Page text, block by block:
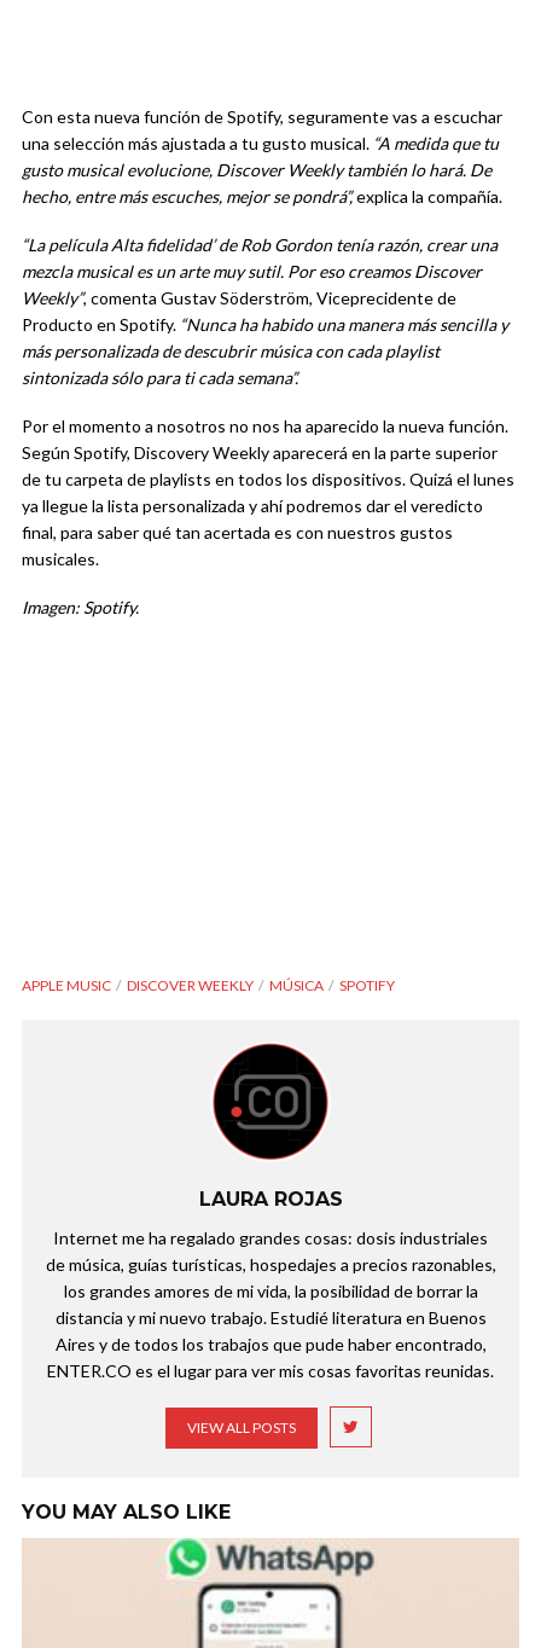
Con esta nueva función de Spotify, seguramente vas a escuchar
una selección más ajustada a tu gusto musical. “A medida que tu
gusto musical evolucione, Discover Weekly también lo hará. De
hecho, entre más escuches, mejor se pondrá”,explica la compañía.
“La película Alta fidelidad’ de Rob Gordon tenía razón, crear una
mezcla musical es un arte muy sutil. Por eso creamos Discover
Weekly”, comenta Gustav Söderström, Viceprecidente de
Producto en Spotify. “Nunca ha habido una manera más sencilla y
más personalizada de descubrir música con cada playlist
sintonizada sólo para ti cada semana”.
Por el momento a nosotros no nos ha aparecido la nueva función.
Según Spotify, Discovery Weekly aparecerá en la parte superior
de tu carpeta de playlists en todos los dispositivos. Quizá el lunes
ya llegue la lista personalizada y ahí podremos dar el veredicto
final, para saber qué tan acertada es con nuestros gustos
musicales.
Imagen: Spotify.
APPLE MUSIC DISCOVER WEEKLY MÚSICA SPOTIFY
LAURA ROJAS
Internet me ha regalado grandes cosas: dosis industriales
de música, guías turísticas, hospedajes a precios razonables,
los grandes amores de mi vida, la posibilidad de borrar la
distancia y mi nuevo trabajo. Estudié literatura en Buenos
Aires y de todos los trabajos que pude haber encontrado,
ENTER.CO es el lugar para ver mis cosas favoritas reunidas.
VIEW ALL POSTS
YOU MAY ALSO LIKE